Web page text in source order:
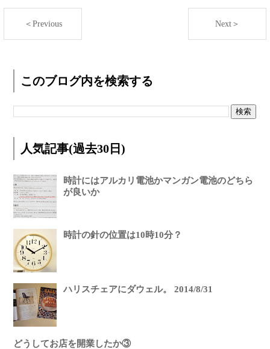
＜Previous Next＞
このブログ内を検索する
人気記事(過去30日)
時計にはアルカリ電池かマンガン電池のどちら
が良いか
時計の針の位置は10時10分？
ハリスチェアにダウェル。 2014/8/31
どうしてお店を開業したか③